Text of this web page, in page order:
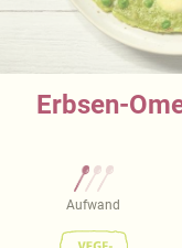
Erbsen-
Aufwand